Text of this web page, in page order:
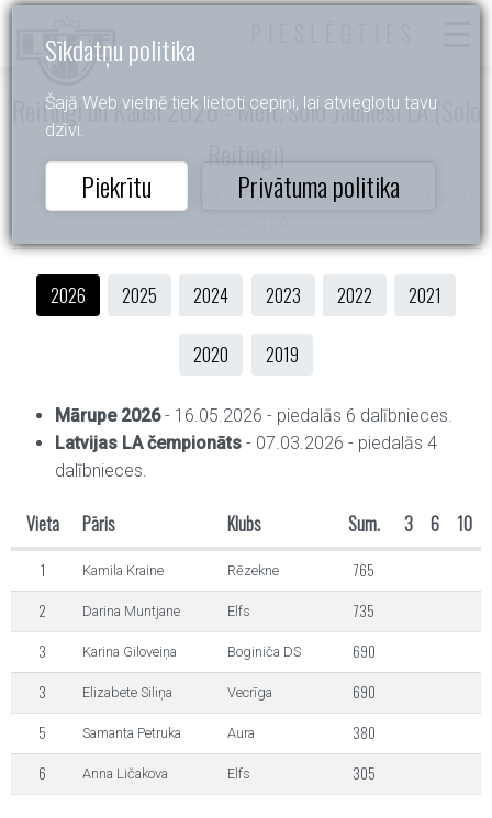
Sīkdatņu politika
Šajā Web vietnē tiek lietoti cepiņi, lai atvieglotu tavu
dzīvi.
Piekrītu Privātuma politika
Reitingi un Kausi 2026 - Meit. solo Jaunieši LA (Solo
Reitingi)
- Reitingi un Kausi - 2026 - Solo Reitingi - Meit. solo
2026 2025 2024 2023 2022 2021
2020 2019
Mārupe 2026- 16.05.2026 - piedalās 6 dalībnieces.
Latvijas LA čempionāts - 07.03.2026 - piedalās 4
dalībnieces.
Vieta Pāris Klubs Sum. 3 6 10
1 Kamila Kraine Rēzekne
765
2
Darina Muntjane Elfs
735
3
Karina Giloveiņa Boginiča DS
690
3
Elizabete Siliņa Vecrīga
690
5
Samanta Petruka Aura
380
6
Anna Ličakova Elfs 305